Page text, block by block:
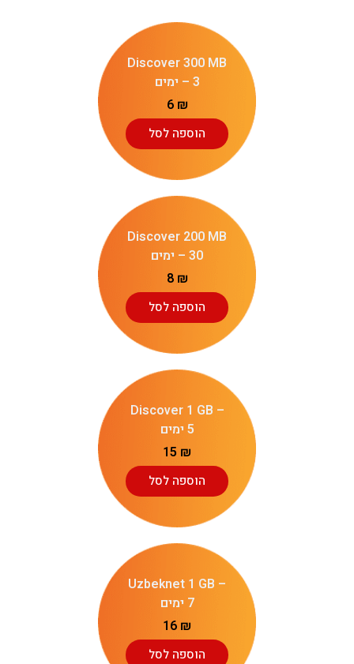
Discover 300 MB
– 3 ימים
6 ₪
הוספה לסל
Discover 200 MB
– 30 ימים
8 ₪
הוספה לסל
Discover 1 GB –
5 ימים
15 ₪
הוספה לסל
Uzbeknet 1 GB –
7 ימים
16 ₪
הוספה לסל